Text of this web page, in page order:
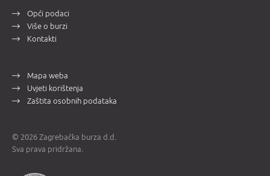
Opći podaci
Više o burzi
Kontakti
Mapa weba
Uvjeti korištenja
Zaštita osobnih podataka
© 2026 Zagrebačka burza d.d.
Sva prava pridržana.